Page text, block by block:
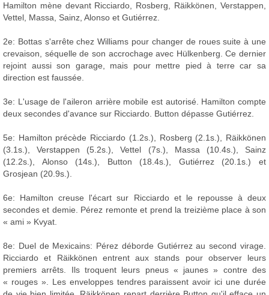
Hamilton mène devant Ricciardo, Rosberg, Räikkönen, Verstappen,
Vettel, Massa, Sainz, Alonso et Gutiérrez.
2e: Bottas s'arrête chez Williams pour changer de roues suite à une
crevaison, séquelle de son accrochage avec Hülkenberg. Ce dernier
rejoint aussi son garage, mais pour mettre pied à terre car sa
direction est faussée.
3e: L'usage de l'aileron arrière mobile est autorisé. Hamilton compte
deux secondes d'avance sur Ricciardo. Button dépasse Gutiérrez.
5e: Hamilton précède Ricciardo (1.2s.), Rosberg (2.1s.), Räikkönen
(3.1s.), Verstappen (5.2s.), Vettel (7s.), Massa (10.4s.), Sainz
(12.2s.), Alonso (14s.), Button (18.4s.), Gutiérrez (20.1s.) et
Grosjean (20.9s.).
6e: Hamilton creuse l'écart sur Ricciardo et le repousse à deux
secondes et demie. Pérez remonte et prend la treizième place à son
« ami » Kvyat.
8e: Duel de Mexicains: Pérez déborde Gutiérrez au second virage.
Ricciardo et Räikkönen entrent aux stands pour observer leurs
premiers arrêts. Ils troquent leurs pneus « jaunes » contre des
« rouges ». Les enveloppes tendres paraissent avoir ici une durée